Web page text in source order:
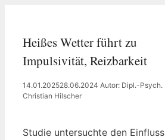
Heißes Wetter führt zu
Impulsivität, Reizbarkeit
14.01.202528.06.2024 Autor: Dipl.-Psych.
Christian Hilscher
Studie untersuchte den Einfluss